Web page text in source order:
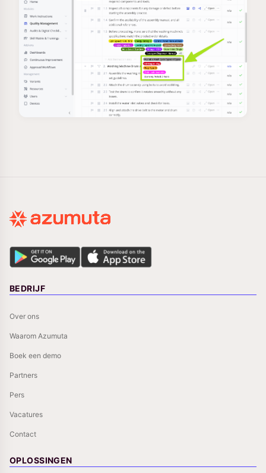
BEDRIJF
Over ons
Waarom Azumuta
Boek een demo
Partners
Pers
Vacatures
Contact
OPLOSSINGEN